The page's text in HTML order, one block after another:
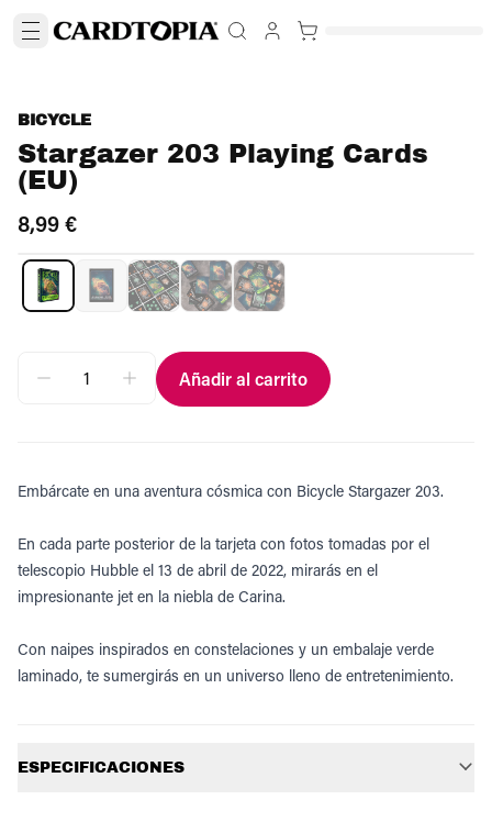
BICYCLE
Stargazer 203 Playing Cards
(EU)
8,99 €
Añadir al carrito
Embárcate en una aventura cósmica con Bicycle Stargazer 203.
En cada parte posterior de la tarjeta con fotos tomadas por el
telescopio Hubble el 13 de abril de 2022, mirarás en el
impresionante jet en la niebla de Carina.
Con naipes inspirados en constelaciones y un embalaje verde
laminado, te sumergirás en un universo lleno de entretenimiento.
ESPECIFICACIONES